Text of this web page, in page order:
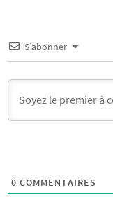
S’abonner
0 COMMENTAIRES